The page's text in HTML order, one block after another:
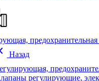
Назад
регулирующие,